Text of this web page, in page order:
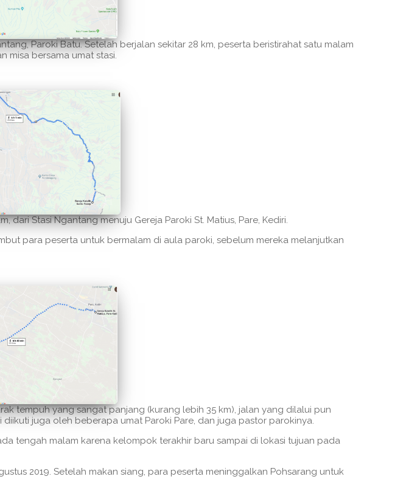
Paroki Batu. Setelah berjalan sekitar 28 km, peserta beristirahat satu malam
misa bersama umat stasi.
Stasi Ngantang menuju Gereja Paroki St. Matius, Pare, Kediri.
para peserta untuk bermalam di aula paroki, sebelum mereka melanjutkan
tempuh yang sangat panjang (kurang lebih 35 km), jalan yang dilalui pun
juga oleh beberapa umat Paroki Pare, dan juga pastor parokinya.
tengah malam karena kelompok terakhir baru sampai di lokasi tujuan pada
2019. Setelah makan siang, para peserta meninggalkan Pohsarang untuk